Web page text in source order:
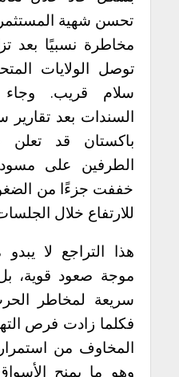
تحسن شهية
مخاطرة نسبيًا بعد
توصل الولايات
سلام قريب.
السندات بعد
باكستان قد تعلن
الطرفين على
خففت جزءًا من
للارتفاع خلال
هذا التراجع لا
موجة صعود قوية،
سريعة لمخاطر
فكلما زادت فرص
المخاوف من
وهو ما يمنح